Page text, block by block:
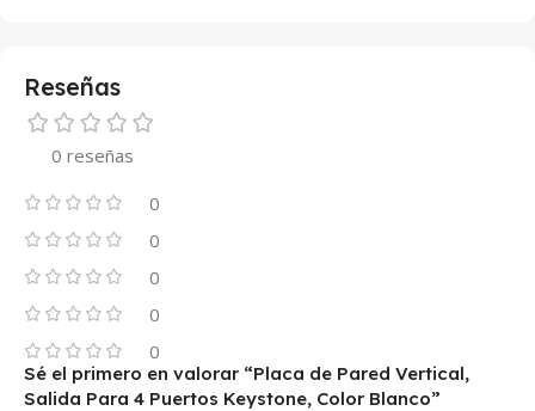
Reseñas
0 reseñas
0
0
0
0
0
Sé el primero en valorar “Placa de Pared Vertical,
Salida Para 4 Puertos Keystone, Color Blanco”